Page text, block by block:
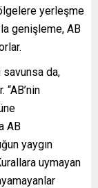
yerleşme
genişleme, AB
savunsa da,
AB
yaygın
uymayan